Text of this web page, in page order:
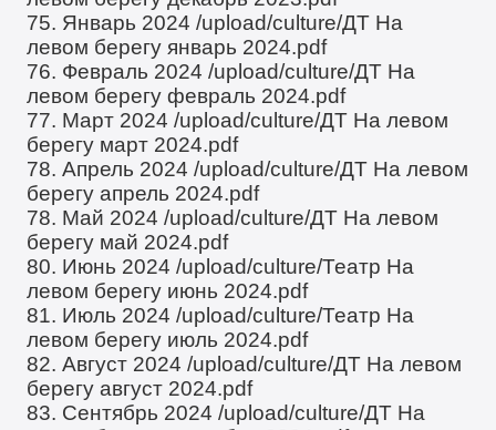
75. Январь 2024/upload/culture/ДТ На
левом берегу январь 2024.pdf
76. Февраль 2024/upload/culture/ДТ На
левом берегу февраль 2024.pdf
77. Март 2024/upload/culture/ДТ На левом
берегу март 2024.pdf
78. Апрель 2024/upload/culture/ДТ На левом
берегу апрель 2024.pdf
78. Май 2024/upload/culture/ДТ На левом
берегу май 2024.pdf
80. Июнь 2024/upload/culture/Театр На
левом берегу июнь 2024.pdf
81. Июль 2024/upload/culture/Театр На
левом берегу июль 2024.pdf
82. Август 2024/upload/culture/ДТ На левом
берегу август 2024.pdf
83. Сентябрь 2024/upload/culture/ДТ На